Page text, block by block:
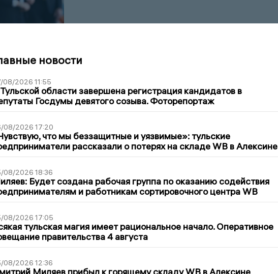
новости
08/2026 11:55
области завершена регистрация кандидатов в
Госдумы девятого созыва. Фоторепортаж
08/2026 17:20
что мы беззащитные и уязвимые»: тульские
рассказали о потерях на складе WB в Алексине
08/2026 18:36
Будет создана рабочая группа по оказанию содействия
и работникам сортировочного центра WB
08/2026 17:05
тульская магия имеет рациональное начало. Оперативное
правительства 4 августа
08/2026 12:36